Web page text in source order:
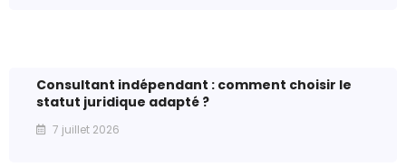
Consultant indépendant : comment choisir le
statut juridique adapté ?
7 juillet 2026